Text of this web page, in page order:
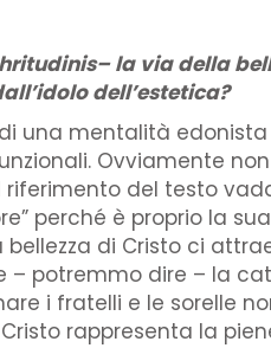
la via della
dell’estetica?
una mentalità
Ovviamente
riferimento del testo
perché è proprio la
di Cristo ci
– potremmo dire – la
i fratelli e le sorelle
rappresenta la